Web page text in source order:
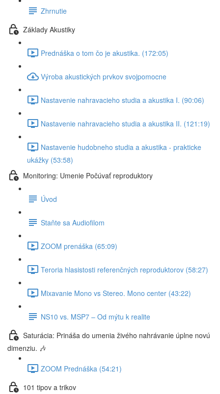
Zhrnutie
Základy Akustiky
Prednáška o tom čo je akustika. (172:05)
Výroba akustických prvkov svojpomocne
Nastavenie nahravacieho studia a akustika I. (90:06)
Nastavenie nahravacieho studia a akustika II. (121:19)
Nastavenie hudobneho studia a akustika - prakticke
ukážky (53:58)
Monitoring: Umenie Počúvať reproduktory
Úvod
Staňte sa Audiofilom
ZOOM prenáška (65:09)
Teroria hlasistosti referenčných reproduktorov (58:27)
Mixavanie Mono vs Stereo. Mono center (43:22)
NS10 vs. MSP7 – Od mýtu k realite
Saturácia: Prináša do umenia živého nahrávanie úplne novú
dimenziu. 🎶
ZOOM Prednáška (54:21)
101 tipov a trikov